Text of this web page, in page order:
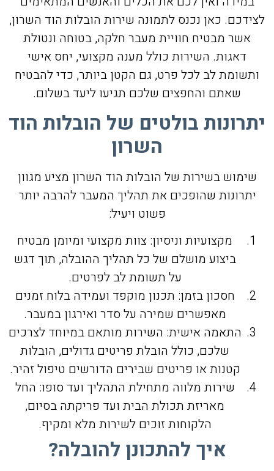
לצידכם. כאן נכנס לתמונה שירות הובלות הוד השרון,
אשר מבטיח חוויית מעבר חלקה, בטוחה ונטולת
דאגות. השירות כולל מענה מקצועי, יחס אישי
ותשומת לב לכל פרט, גם הקטן ביותר, כדי להבטיח
שאתם והחפצים שלכם תגיעו ליעד בשלום.
יתרונות בולטים של הובלות הוד
השרון
שימוש בשירות של הובלות הוד השרון מציע מגוון
יתרונות שהופכים את תהליך המעבר להרבה יותר
פשוט ויעיל:
מקצועיות וניסיון: צוות מקצועי ומיומן מבטיח
ביצוע מושלם של כל תהליך ההובלה, תוך דגש
על תשומת לב לפרטים.
חסכון בזמן: תכנון מוקפד ועמידה בלוח זמנים
מאפשרים שמירה על סדר ואירגון במעבר.
התאמה אישית: השירות מותאם במיוחד לצרכים
שלכם, כולל הובלת פריטים גדולים, הובלות
קטנות או פריטים שבירים הדורשים טיפול זהיר.
שירות מלווה מתחילת התהליך ועד סופו: החל
מאריזת תכולת הבית ועד פריקתה בסיום,
הלקוחות זוכים לשירות מלא ומקיף.
איך להתכונן להובלה?